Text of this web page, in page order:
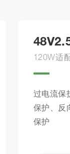
120W适
过电流保
保护、反
保护